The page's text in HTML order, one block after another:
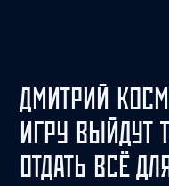
ДМИТРИЙ
ИГРУ ВЫЙДУТ
ОТДАТЬ ВСЁ